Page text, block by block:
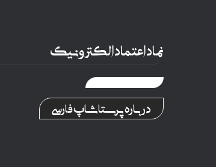
نماد اعتماد الکترونیک
درباره پرستاشاپ فارسی